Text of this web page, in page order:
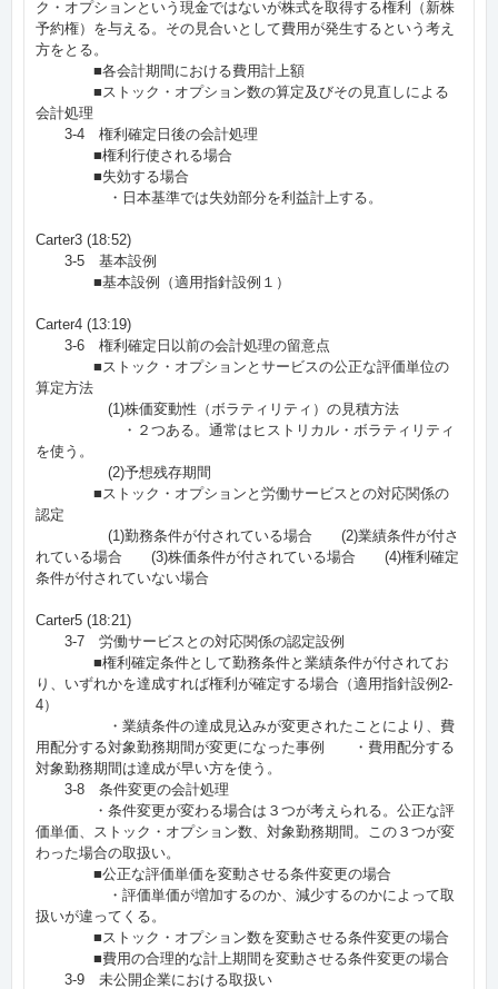
ク・オプションという現金ではないが株式を取得する権利（新株
予約権）を与える。その見合いとして費用が発生するという考え
方をとる。
■各会計期間における費用計上額
■ストック・オプション数の算定及びその見直しによる
会計処理
3-4 権利確定日後の会計処理
■権利行使される場合
■失効する場合
・日本基準では失効部分を利益計上する。
Carter3 (18:52)
3-5 基本設例
■基本設例（適用指針設例１）
Carter4 (13:19)
3-6 権利確定日以前の会計処理の留意点
■ストック・オプションとサービスの公正な評価単位の
算定方法
(1)株価変動性（ボラティリティ）の見積方法
・２つある。通常はヒストリカル・ボラティリティ
を使う。
(2)予想残存期間
■ストック・オプションと労働サービスとの対応関係の
認定
(1)勤務条件が付されている場合 (2)業績条件が付さ
れている場合 (3)株価条件が付されている場合 (4)権利確定
条件が付されていない場合
Carter5 (18:21)
3-7 労働サービスとの対応関係の認定設例
■権利確定条件として勤務条件と業績条件が付されてお
り、いずれかを達成すれば権利が確定する場合（適用指針設例2-
4）
・業績条件の達成見込みが変更されたことにより、費
用配分する対象勤務期間が変更になった事例 ・費用配分する
対象勤務期間は達成が早い方を使う。
3-8 条件変更の会計処理
・条件変更が変わる場合は３つが考えられる。公正な評
価単価、ストック・オプション数、対象勤務期間。この３つが変
わった場合の取扱い。
■公正な評価単価を変動させる条件変更の場合
・評価単価が増加するのか、減少するのかによって取
扱いが違ってくる。
■ストック・オプション数を変動させる条件変更の場合
■費用の合理的な計上期間を変動させる条件変更の場合
3-9 未公開企業における取扱い